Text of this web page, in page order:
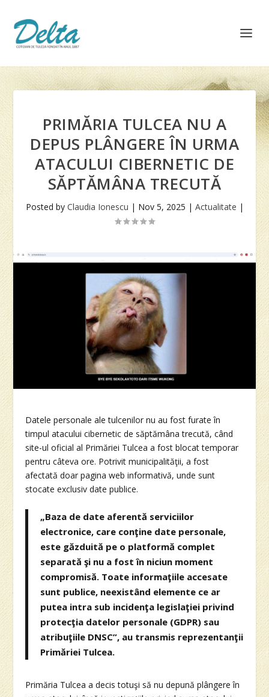
PRIMĂRIA TULCEA NU A
DEPUS PLÂNGERE ÎN URMA
ATACULUI CIBERNETIC DE
SĂPTĂMÂNA TRECUTĂ
Posted by Claudia Ionescu | Nov 5, 2025 | Actualitate |
Datele personale ale tulcenilor nu au fost furate în
timpul atacului cibernetic de săptămâna trecută, când
site-ul oficial al Primăriei Tulcea a fost blocat temporar
pentru câteva ore. Potrivit municipalităţii, a fost
afectată doar pagina web informativă, unde sunt
stocate exclusiv date publice.
„Baza de date aferentă serviciilor
electronice, care conţine date personale,
este găzduită pe o platformă complet
separată şi nu a fost în niciun moment
compromisă. Toate informaţiile accesate
sunt publice, neexistând elemente ce ar
putea intra sub incidenţa legislaţiei privind
protecţia datelor personale (GDPR) sau
atribuţiile DNSC”, au transmis reprezentanţii
Primăriei Tulcea.
Primăria Tulcea a decis totuşi să nu depună plângere în